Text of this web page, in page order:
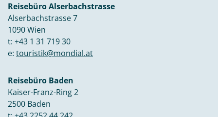
Reisebüro Alserbachstrasse
Alserbachstrasse 7
1090 Wien
t: +43 1 31 719 30
e: touristik@mondial.at
Reisebüro Baden
Kaiser-Franz-Ring 2
2500 Baden